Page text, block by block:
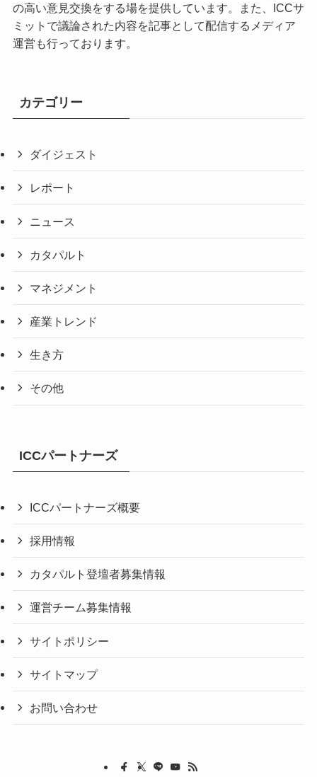
の高い意見交換をする場を提供しています。また、ICCサ
ミットで議論された内容を記事として配信するメディア
運営も行っております。
カテゴリー
ダイジェスト
レポート
ニュース
カタパルト
マネジメント
産業トレンド
生き方
その他
ICCパートナーズ
ICCパートナーズ概要
採用情報
カタパルト登壇者募集情報
運営チーム募集情報
サイトポリシー
サイトマップ
お問い合わせ